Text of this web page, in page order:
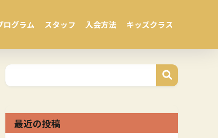
ログラム スタッフ 入会方法 キッズクラス
最近の投稿